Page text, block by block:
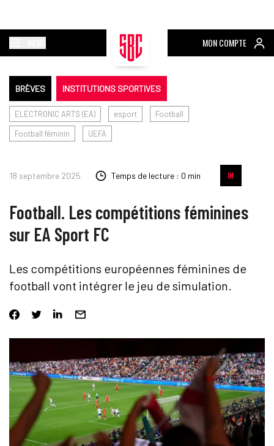
MON COMPTE
BRÈVES INSTITUTIONS SPORTIVES
ELECTRONIC ARTS (EA) esport
Football
Football féminin
UEFA
18 septembre 2025 Temps de lecture : 0 min
Football. Les compétitions féminines
sur EA Sport FC
Les compétitions européennes féminines de
football vont intégrer le jeu de simulation.